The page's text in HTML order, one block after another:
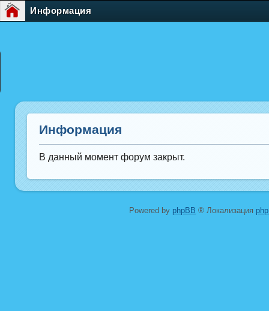
Информация
Информация
В данный момент форум закрыт.
Powered by phpBB ® Локализация